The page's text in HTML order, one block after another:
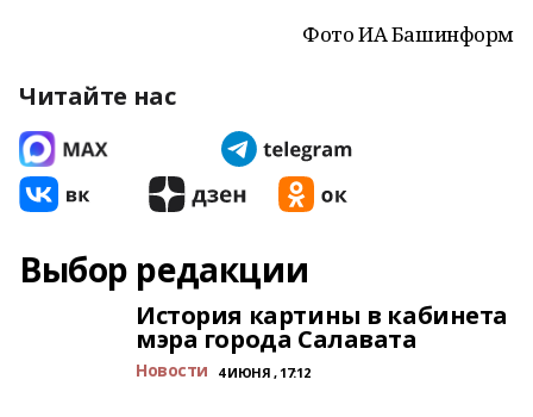
Фото ИА Башинформ
Читайте нас
Выбор редакции
История картины в кабинета
мэра города Салавата
Новости 4 ИЮНЯ , 17:12